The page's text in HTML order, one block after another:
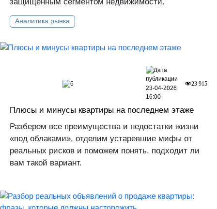
защищенным сегментом недвижимости.
Аналитика рынка
Плюсы и минусы квартиры на последнем этаже
Разберем все преимущества и недостатки жизни
«под облаками», отделим устаревшие мифы от
реальных рисков и поможем понять, подходит ли
вам такой вариант.
6 23 915
23-04-2026
16:00